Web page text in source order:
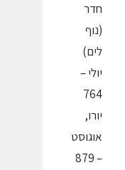
חדר
(נוף
לים)
יולי –
764
יורו,
אוגוסט
– 879